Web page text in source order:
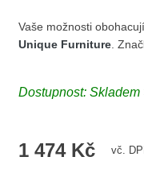
Vaše možnosti
Unique Furniture .
Dostupnost:Skladem
1 474 Kč vč.